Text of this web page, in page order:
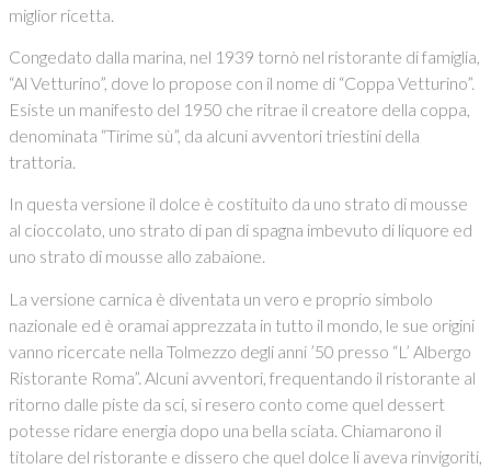
miglior ricetta.
Congedato dalla marina, nel 1939 tornò nel ristorante di famiglia,
“Al Vetturino”, dove lo propose con il nome di “Coppa Vetturino”.
Esiste un manifesto del 1950 che ritrae il creatore della coppa,
denominata “Tirime sù”, da alcuni avventori triestini della
trattoria.
In questa versione il dolce è costituito da uno strato di mousse
al cioccolato, uno strato di pan di spagna imbevuto di liquore ed
uno strato di mousse allo zabaione.
La versione carnica è diventata un vero e proprio simbolo
nazionale ed è oramai apprezzata in tutto il mondo, le sue origini
vanno ricercate nella Tolmezzo degli anni ’50 presso “L’ Albergo
Ristorante Roma”. Alcuni avventori, frequentando il ristorante al
ritorno dalle piste da sci, si resero conto come quel dessert
potesse ridare energia dopo una bella sciata. Chiamarono il
titolare del ristorante e dissero che quel dolce li aveva rinvigoriti,